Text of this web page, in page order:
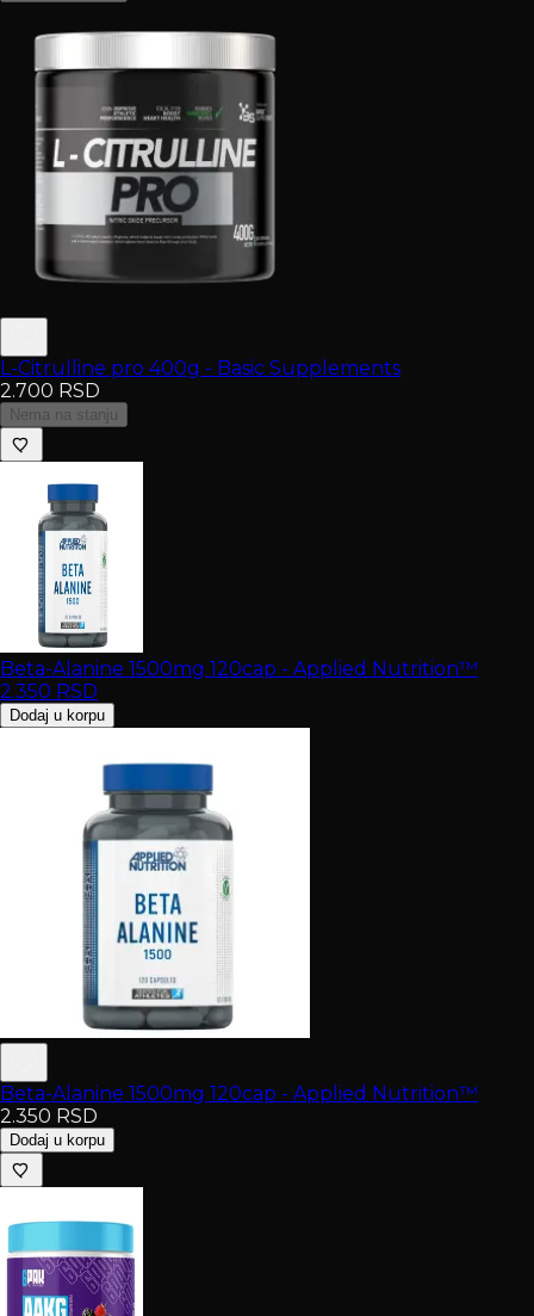
L-Citrulline pro 400g - Basic Supplements
2.700 RSD
Nema na stanju
Beta-Alanine 1500mg 120cap - Applied Nutrition™
2.350 RSD
Dodaj u korpu
Beta-Alanine 1500mg 120cap - Applied Nutrition™
2.350 RSD
Dodaj u korpu